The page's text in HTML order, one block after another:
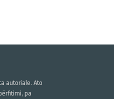
autoriale. Ato
pa